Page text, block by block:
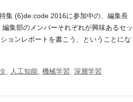
集 (6)de:code 2016に参加中の、編集長
集部のメンバーそれぞれが興味あるセッ
ョンレポートを書こう、ということにな
人工知能 機械学習 深層学習